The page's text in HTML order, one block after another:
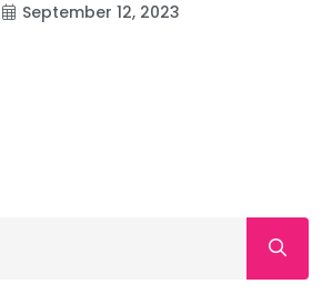
September 12, 2023